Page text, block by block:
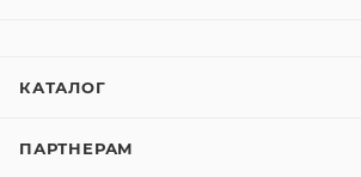
КАТАЛОГ
ПАРТНЕРАМ